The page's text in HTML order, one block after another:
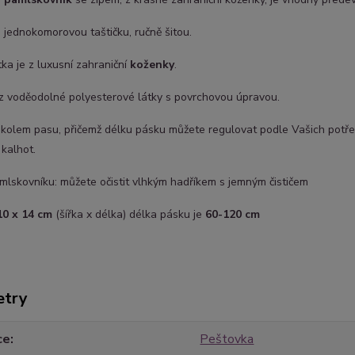
jednokomorovou taštičku, ručně šitou.
je z luxusní zahraničníkoženky.
voděodolné polyesterové látky s povrchovou úpravou.
pasu, přičemž délku pásku můžete regulovat podle Vašich
můžete očistit vlhkým hadříkem s jemným čističem
x 14 cm(šířka x délka) délka pásku je 60-120 cm
Peštovka